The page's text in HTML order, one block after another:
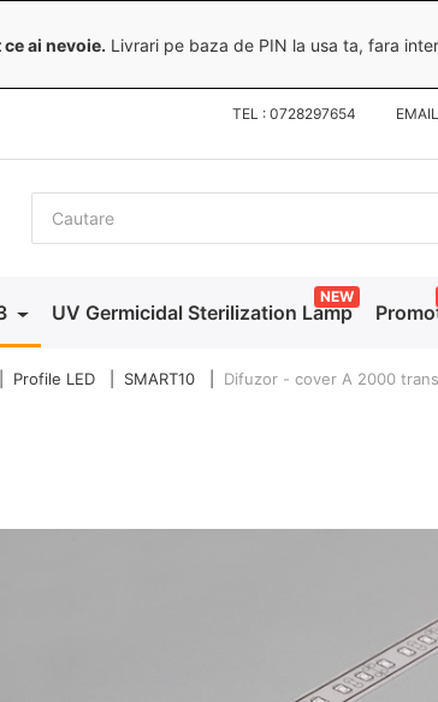
ai nevoie. Livrari pe baza de PIN la usa ta, fara
TEL : 0728297654 EMAIL:
UV Germicidal Sterilization Lamp
NEW
Profile LED SMART10 Difuzor - cover A 2000